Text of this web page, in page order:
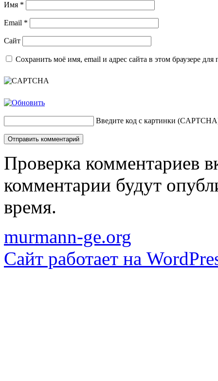
Имя *
Email *
Сайт
Сохранить моё имя, email и адрес сайта в этом браузере
Введите код с картинки
Проверка комментариев
комментарии будут
время.
murmann-ge.org
Сайт работает на